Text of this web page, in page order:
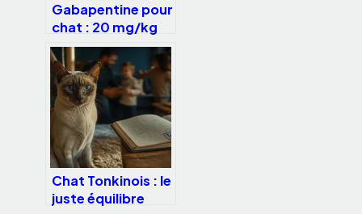
Gabapentine pour
chat : 20 mg/kg
et 3 précautions
pour apaiser sans
sédater
Chat Tonkinois : le
juste équilibre